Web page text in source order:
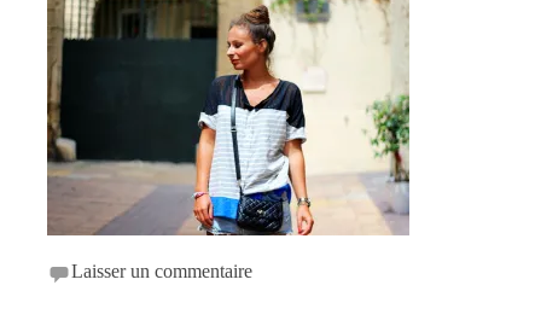
Laisser un commentaire